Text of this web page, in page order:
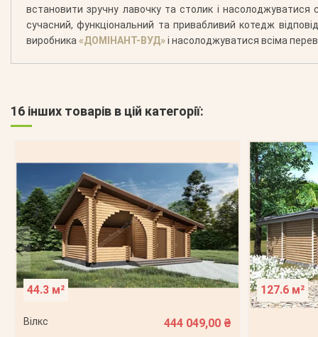
встановити зручну лавочку та столик і
сучасний, функціональний та привабливий котедж
виробника «ДОМІНАНТ-ВУД» і насолоджуватися всіма
16 інших товарів в цій категорії:
44.3 м²
Вілкс 444 049,00 ₴
127.6 м²